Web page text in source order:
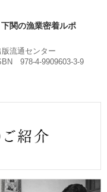
関の漁業密着ルポ
流通センター
978-4-9909603-3-9